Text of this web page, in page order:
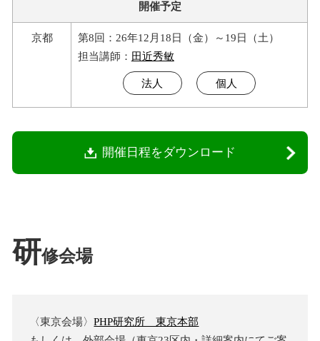
開催予定
京都
第8回：26年12月18日（金）～19日（土）
担当講師： 田近秀敏
法人 個人
開催日程をダウンロード
研修会場
〈東京会場〉PHP研究所 東京本部